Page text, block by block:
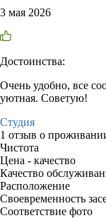
3 мая 2026
Достоинства:
Очень удобно, все
уютная. Советую!
Студия
1 отзыв о
Чистота
Цена - качество
Качество
Расположение
Своевременность
Соответствие фото